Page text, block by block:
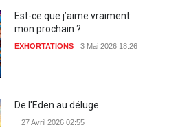
Est-ce que j’aime vraiment
mon prochain ?
EXHORTATIONS 3 Mai 2026 18:26
De l'Eden au déluge
27 Avril 2026 02:55